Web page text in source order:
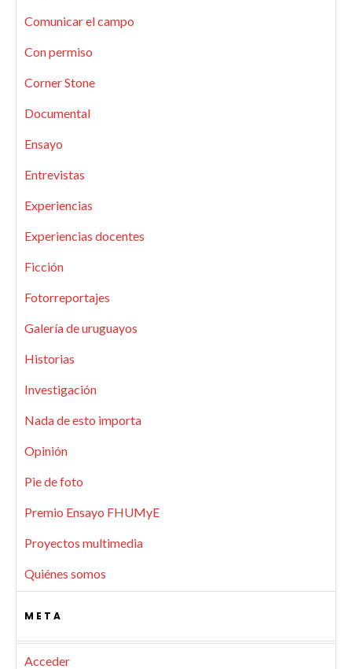
Comunicar el campo
Con permiso
Corner Stone
Documental
Ensayo
Entrevistas
Experiencias
Experiencias docentes
Ficción
Fotorreportajes
Galería de uruguayos
Historias
Investigación
Nada de esto importa
Opinión
Pie de foto
Premio Ensayo FHUMyE
Proyectos multimedia
Quiénes somos
META
Acceder